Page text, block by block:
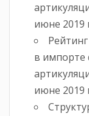
июне 2019
в импорте
июне 2019